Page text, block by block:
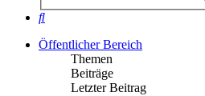
Suche
Öffentlicher Bereich
Themen
Beiträge
Letzter Beitrag